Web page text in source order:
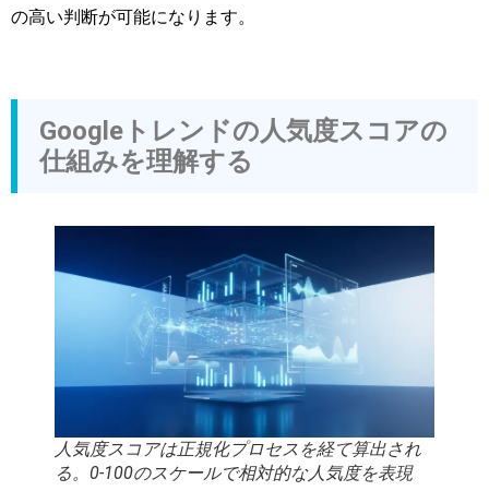
の高い判断が可能になります。
Googleトレンドの人気度スコアの
仕組みを理解する
人気度スコアは正規化プロセスを経て算出され
る。0-100のスケールで相対的な人気度を表現